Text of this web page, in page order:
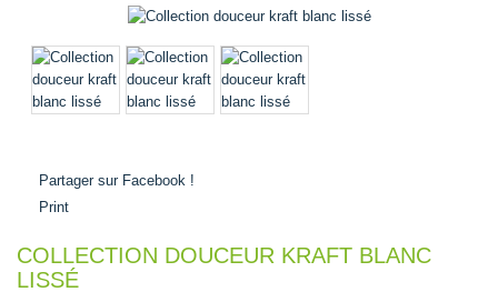
Partager sur Facebook !
Print
COLLECTION DOUCEUR KRAFT BLANC
LISSÉ